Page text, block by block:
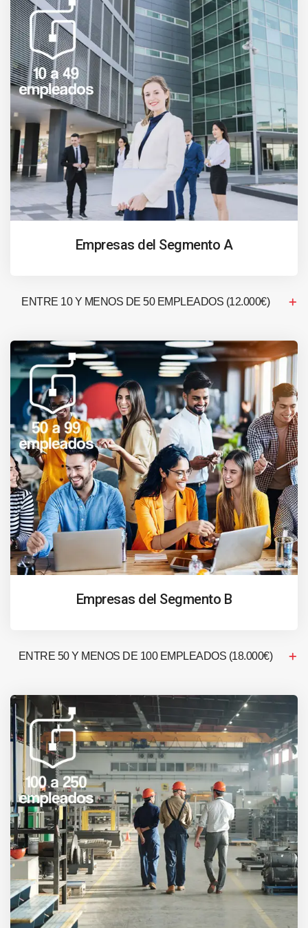
Empresas del Segmento A
ENTRE 10 Y MENOS DE 50 EMPLEADOS (12.000€)
Empresas del Segmento B
ENTRE 50 Y MENOS DE 100 EMPLEADOS (18.000€)